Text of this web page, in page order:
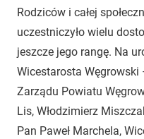
Rodziców i całej
uczestniczyło wielu
jeszcze jego rangę. Na
Wicestarosta Węgrowski
Zarządu Powiatu
Lis, Włodzimierz
Pan Paweł Marchela,